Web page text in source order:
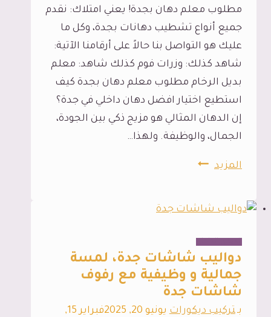
جدة
مطلوب معلم دهان بجدة! يعني امتلاك: نقدم
جميع أنواع تشطيب دهانات بجدة، وكل ما
عليك هو التواصل بنا حالاً على أرقامنا الآتية:
شاهد كذلك: وزرات فوم كذلك شاهد: معلم
بديل الرخام مطلوب معلم دهان بجدة كيف
استطيع اختيار افضل دهان داخلي في جدة؟
إن الدهان المثالي هو مزيج ذكي بين الجودة،
الجمال، والوظيفة. ولهذا…
المزيدمطلوب
دهان
تنفيذ
افضل
دهان
داخلي
في
دواليب شاشات جدة، لمسة
جمالية و وظيفية مع رفوف
شاشات جدة
بـتركيب ديكورات يونيو 20, 2025
فبراير 15,